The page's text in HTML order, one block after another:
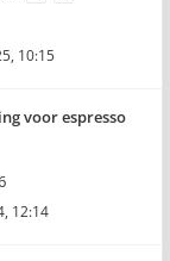
10:15
voor espresso
12:14